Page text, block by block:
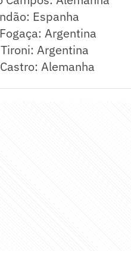
Espanha
Argentina
Argentina
Alemanha